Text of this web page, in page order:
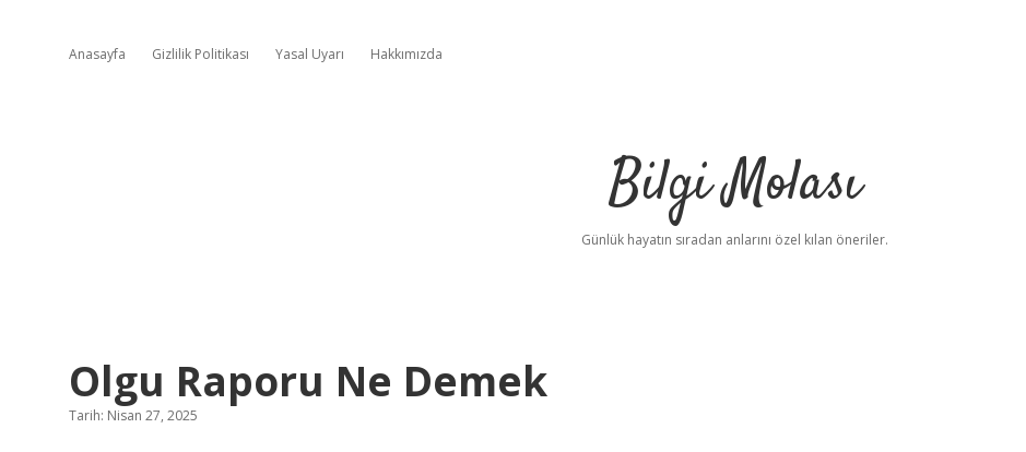
Anasayfa Gizlilik Politikası Yasal Uyarı Hakkımızda
Bilgi Molası
Günlük hayatın sıradan anlarını özel kılan öneriler.
Olgu Raporu Ne Demek
Tarih: Nisan 27, 2025